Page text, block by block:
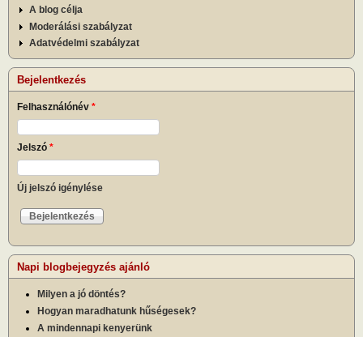
A blog célja
Moderálási szabályzat
Adatvédelmi szabályzat
Bejelentkezés
Felhasználónév *
Jelszó *
Új jelszó igénylése
Napi blogbejegyzés ajánló
Milyen a jó döntés?
Hogyan maradhatunk hűségesek?
A mindennapi kenyerünk